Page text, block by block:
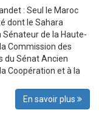
: Seul le Maroc
dont le Sahara
Sénateur de la Haute-
Commission des
du Sénat Ancien
Coopération et à la
En savoir plus